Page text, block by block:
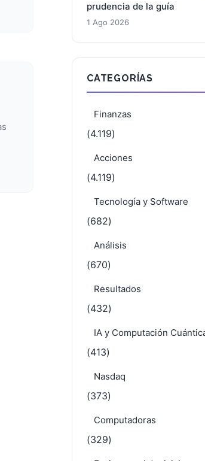
prudencia de la guía
1 Ago 2026
CATEGORÍAS
Finanzas
(4.119)
Acciones
(4.119)
Tecnología y Software
(682)
Análisis
(670)
Resultados
(432)
IA y Computación
(413)
Nasdaq
(373)
Computadoras
(329)